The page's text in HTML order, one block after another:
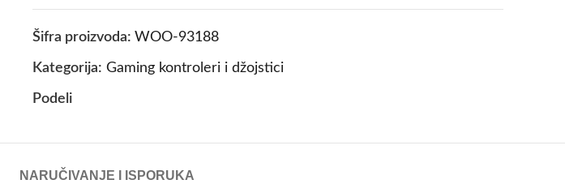
Šifra proizvoda: WOO-93188
Kategorija: Gaming kontroleri i džojstici
Podeli
NARUČIVANJE I ISPORUKA